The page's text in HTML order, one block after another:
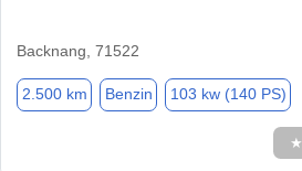
Backnang, 71522
2.500 km Benzin 103 kw (140 PS)
★